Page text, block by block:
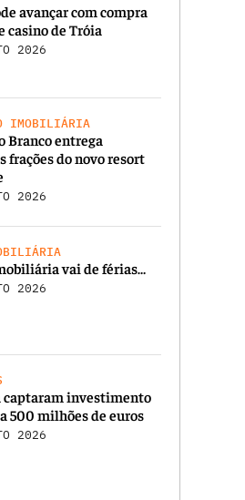
avançar com compra
casino de Tróia
2026
IMOBILIÁRIA
Branco entrega
frações do novo resort
2026
vai de férias…
2026
captaram investimento
500 milhões de euros
2026